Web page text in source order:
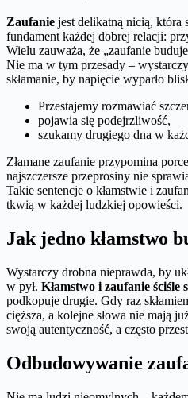
Zaufanie jest delikatną nicią, która
fundament każdej dobrej relacji:
Wielu zauważa, że „zaufanie
Nie ma w tym przesady –
skłamanie, by napięcie wyparło
Przestajemy rozmawiać
pojawia się podejrzliwość,
szukamy drugiego dna w
Złamane zaufanie przypomina
najszczersze przeprosiny nie
Takie sentencje o kłamstwie i
tkwią w każdej ludzkiej opowieści.
Jak jedno kłamstwo
Wystarczy drobna nieprawda, by
w pył. Kłamstwo i zaufanie ściśle
podkopuje drugie. Gdy raz
cięższa, a kolejne słowa nie mają
swoją autentyczność, a często
Odbudowywanie